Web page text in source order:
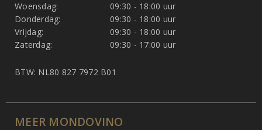
Woensdag:
09:30 - 18:00 uur
Donderdag:
09:30 - 18:00 uur
Vrijdag:
09:30 - 18:00 uur
Zaterdag:
09:30 - 17:00 uur
BTW: NL80 827 7972 B01
MEER MONDOVINO